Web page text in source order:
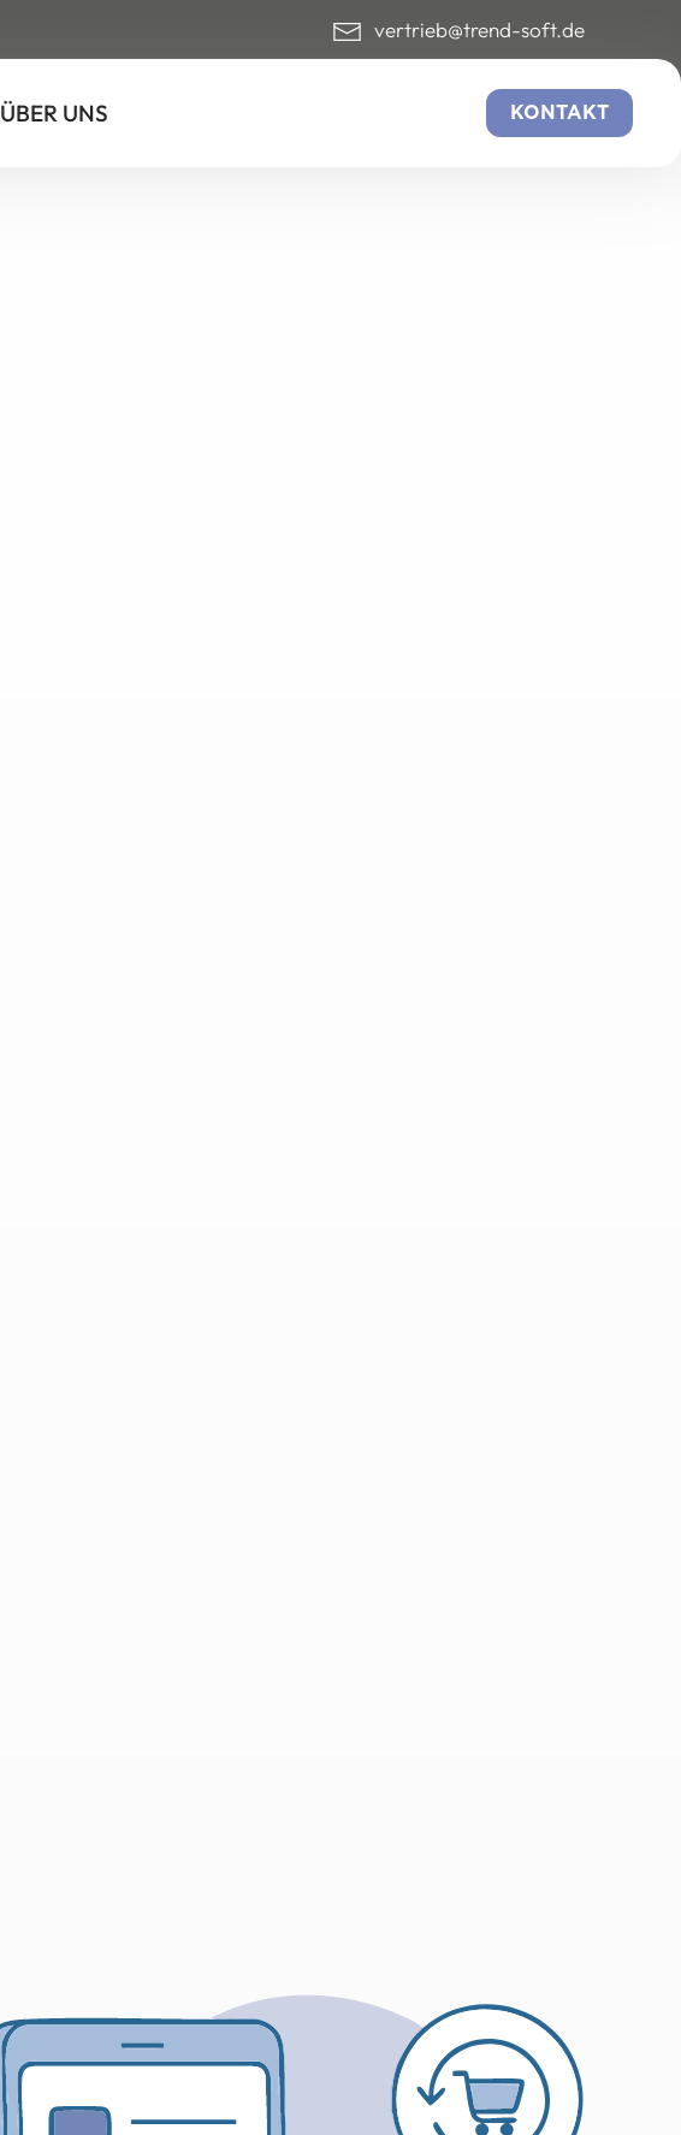
vertrieb@trend-soft.de
ÜBER UNS KONTAKT